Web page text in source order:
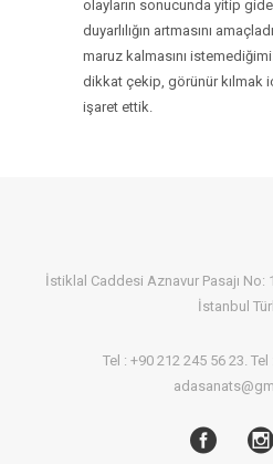
olayların sonucunda yitip
duyarlılığın artmasını
maruz kalmasını
dikkat çekip, görünür kılmak
işaret ettik.
İstiklal Caddesi Aznavur Pasajı No:
İstanbul
Tel : +90 212 245 56 23.